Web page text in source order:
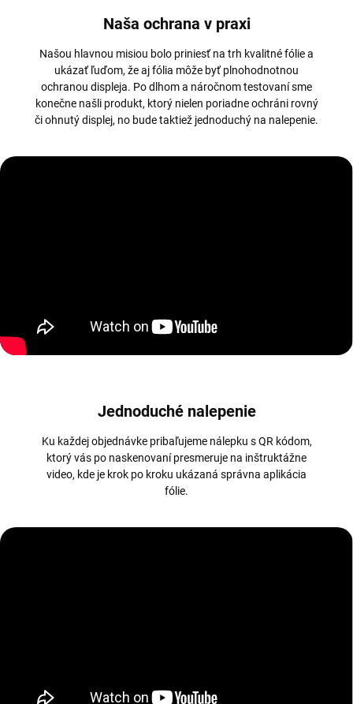
Naša ochrana v praxi
Našou hlavnou misiou bolo priniesť na trh kvalitné fólie a
ukázať ľuďom, že aj fólia môže byť plnohodnotnou
ochranou displeja. Po dlhom a náročnom testovaní sme
konečne našli produkt, ktorý nielen poriadne ochráni rovný
či ohnutý displej, no bude taktiež jednoduchý na nalepenie.
Jednoduché nalepenie
Ku každej objednávke pribaľujeme nálepku s QR kódom,
ktorý vás po naskenovaní presmeruje na inštruktážne
video, kde je krok po kroku ukázaná správna aplikácia
fólie.